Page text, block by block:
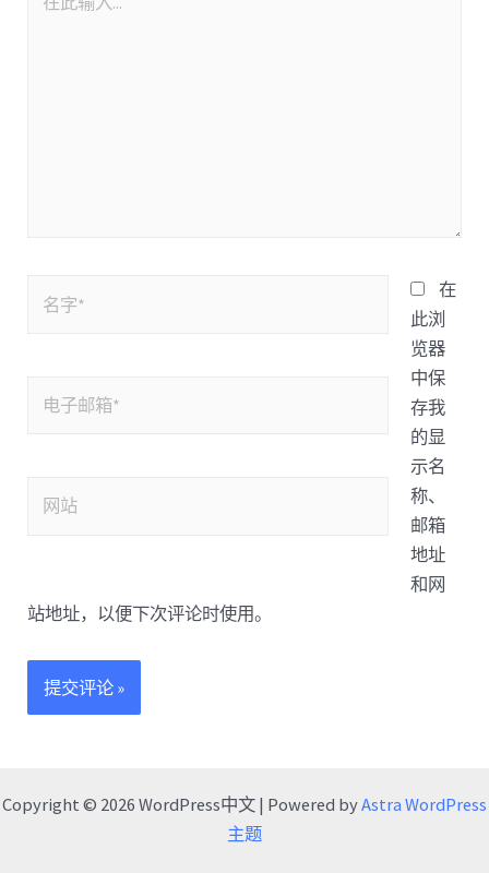
在
此浏
览器
中保
存我
的显
示名
称、
邮箱
地址
和网
站地址，以便下次评论时使用。
Copyright © 2026 WordPress中文 | Powered byAstra WordPress
主题